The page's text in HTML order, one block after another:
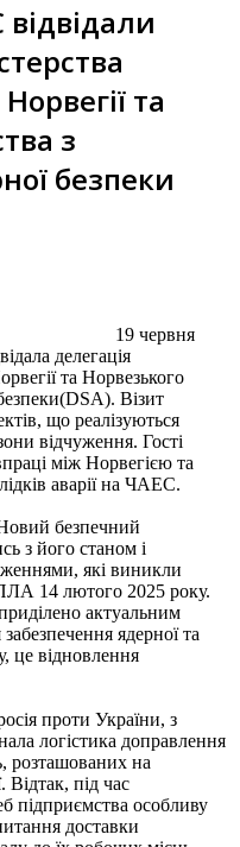
та
з
безпеки
19 червня
делегація
та Норвезького
Візит
що реалізуються
відчуження. Гості
між Норвегією та
аварії на ЧАЕС.
Новий безпечний
з його станом і
які виникли
14 лютого 2025 року.
актуальним
ядерної та
це відновлення
проти України, з
логістика доправлення
розташованих на
під час
підприємства особливу
доставки